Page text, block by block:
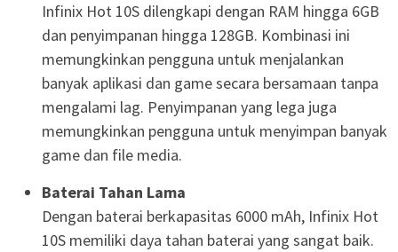
Infinix Hot 10S dilengkapi dengan RAM hingga 6GB
dan penyimpanan hingga 128GB. Kombinasi ini
memungkinkan pengguna untuk menjalankan
banyak aplikasi dan game secara bersamaan tanpa
mengalami lag. Penyimpanan yang lega juga
memungkinkan pengguna untuk menyimpan banyak
game dan file media.
Baterai Tahan Lama
Dengan baterai berkapasitas 6000 mAh, Infinix Hot
10S memiliki daya tahan baterai yang sangat baik.